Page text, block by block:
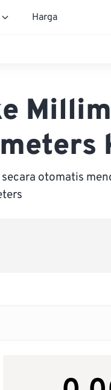
Harga
otomatis